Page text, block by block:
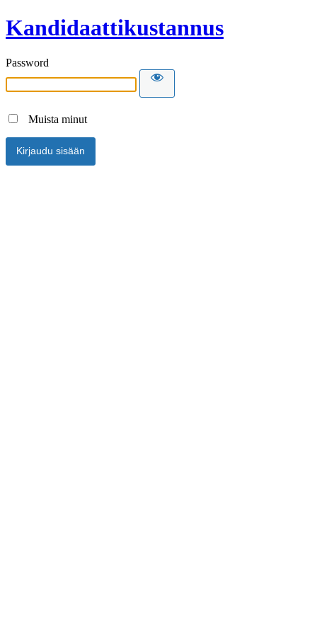
Kandidaattikustannus
Password
Muista minut